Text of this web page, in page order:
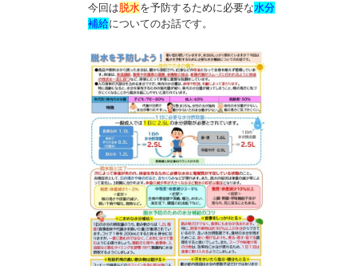
今回は 脱水を予防するために必要な水分
補給についてのお話です。